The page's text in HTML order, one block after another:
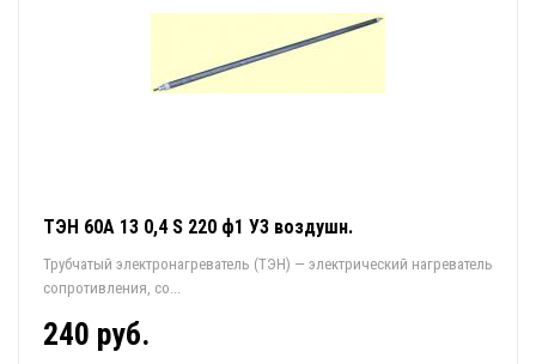
ТЭН 60А 13 0,4 S 220 ф1 У3 воздушн.
Трубчатый электронагреватель (ТЭН) — электрический нагреватель
сопротивления, со...
240 руб.